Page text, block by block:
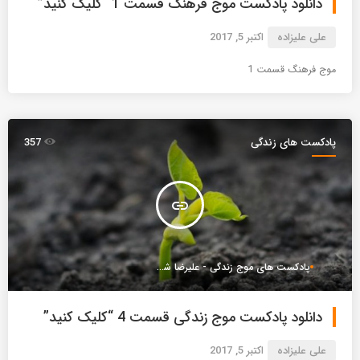
دانلود پادکست موج فرهنگ قسمت 1 “کلیک کنید”
علی علیزاده اکتبر 5, 2017
موج فرهنگ قسمت 1
پادکست های زندگی
insert_link
پادکست های موج زندگی - علیرضا شعبانعلی
دانلود پادکست موج زندگی قسمت 4 “کلیک کنید”
علی علیزاده اکتبر 5, 2017